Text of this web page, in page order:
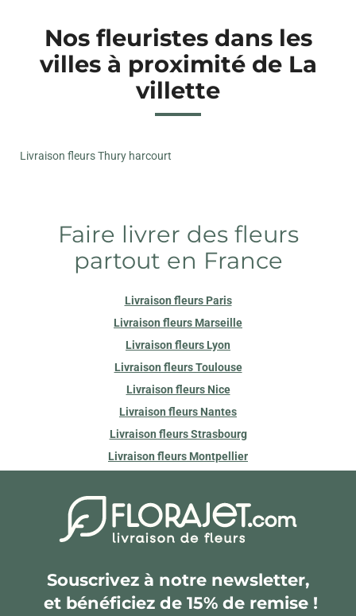
Nos fleuristes dans les
villes à proximité de La
villette
Livraison fleurs Thury harcourt
Faire livrer des fleurs
partout en France
Livraison fleurs Paris
Livraison fleurs Marseille
Livraison fleurs Lyon
Livraison fleurs Toulouse
Livraison fleurs Nice
Livraison fleurs Nantes
Livraison fleurs Strasbourg
Livraison fleurs Montpellier
Souscrivez à notre newsletter,
et bénéficiez de 15% de remise !